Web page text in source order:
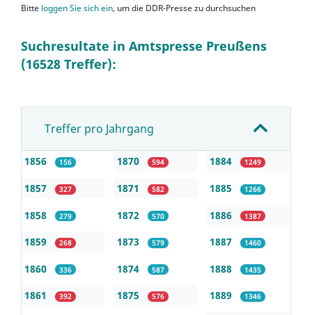
Bitte loggen Sie sich ein, um die DDR-Presse zu durchsuchen
Suchresultate in Amtspresse Preußens
(16528 Treffer):
Treffer pro Jahrgang
1856 156
1857 327
1858 279
1859 268
1860 336
1861 392
1870 594
1871 582
1872 570
1873 579
1874 587
1875 576
1884 1249
1885 1266
1886 1387
1887 1460
1888 1435
1889 1346